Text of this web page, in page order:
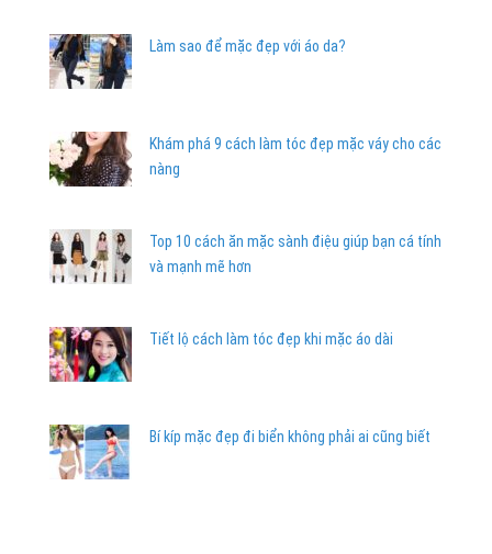
Làm sao để mặc đẹp với áo da?
Khám phá 9 cách làm tóc đẹp mặc váy cho các
nàng
Top 10 cách ăn mặc sành điệu giúp bạn cá tính
và mạnh mẽ hơn
Tiết lộ cách làm tóc đẹp khi mặc áo dài
Bí kíp mặc đẹp đi biển không phải ai cũng biết